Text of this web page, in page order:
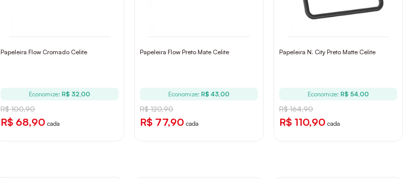
Papeleira Flow Cromado Celite
Economize: R$ 32,00
R$ 100,90
R$ 68,90 cada
Papeleira Flow Preto Mate Celite
Economize: R$ 43,00
R$ 120,90
R$ 77,90 cada
Papeleira N. City Preto Matte Celite
Economize: R$ 54,00
R$ 164,90
R$ 110,90 cada